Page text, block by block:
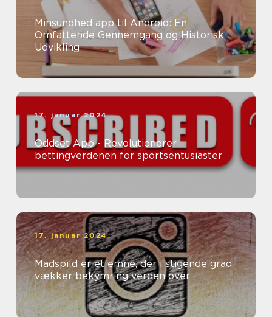
Minsundhed app til Android: En
Omfattende Gennemgang og Historisk
Udvikling
17. januar 2024
Oddset App - Revolutionerer
bettingverdenen for sportsentusiaster
17. januar 2024
Madspild er et emne, der i stigende grad
vækker bekymring verden over